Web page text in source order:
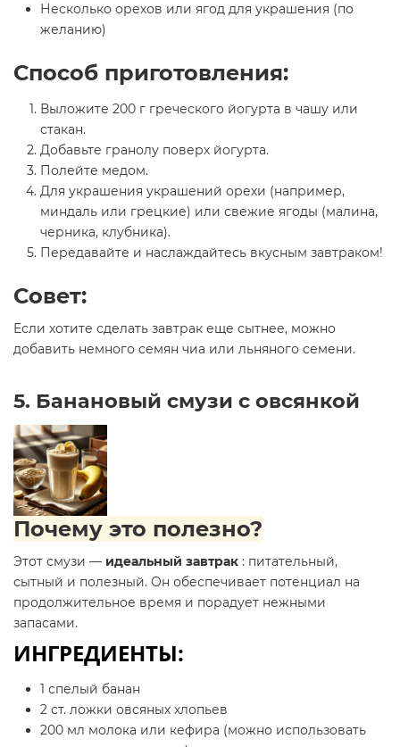
Несколько орехов или ягод для украшения (по
желанию)
Способ приготовления:
Выложите 200 г греческого йогурта в чашу или
стакан.
Добавьте гранолу поверх йогурта.
Полейте медом.
Для украшения украшений орехи (например,
миндаль или грецкие) или свежие ягоды (малина,
черника, клубника).
Передавайте и наслаждайтесь вкусным завтраком!
Совет:
Если хотите сделать завтрак еще сытнее, можно
добавить немного семян чиа или льняного семени.
5. Банановый смузи с овсянкой
Почему это полезно?
Этот смузи — идеальный завтрак : питательный,
сытный и полезный. Он обеспечивает потенциал на
продолжительное время и порадует нежными
запасами.
ИНГРЕДИЕНТЫ:
1 спелый банан
2 ст. ложки овсяных хлопьев
200 мл молока или кефира (можно использовать